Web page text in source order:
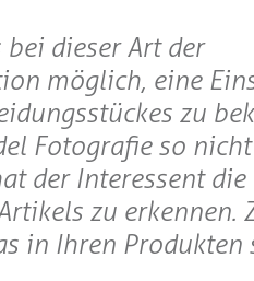
dieser Art der
möglich, eine
zu
Fotografie so
der Interessent
zu erkennen.
in Ihren Produkten